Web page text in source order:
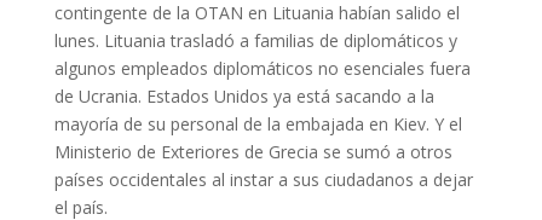
contingente de la OTAN en Lituania habían salido el
lunes. Lituania trasladó a familias de diplomáticos y
algunos empleados diplomáticos no esenciales fuera
de Ucrania. Estados Unidos ya está sacando a la
mayoría de su personal de la embajada en Kiev. Y el
Ministerio de Exteriores de Grecia se sumó a otros
países occidentales al instar a sus ciudadanos a dejar
el país.